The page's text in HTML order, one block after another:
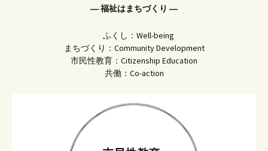
― 福祉はまちづくり ―
ふくし：Well-being
まちづくり：Community Development
市民性教育：Citizenship Education
共働：Co-action